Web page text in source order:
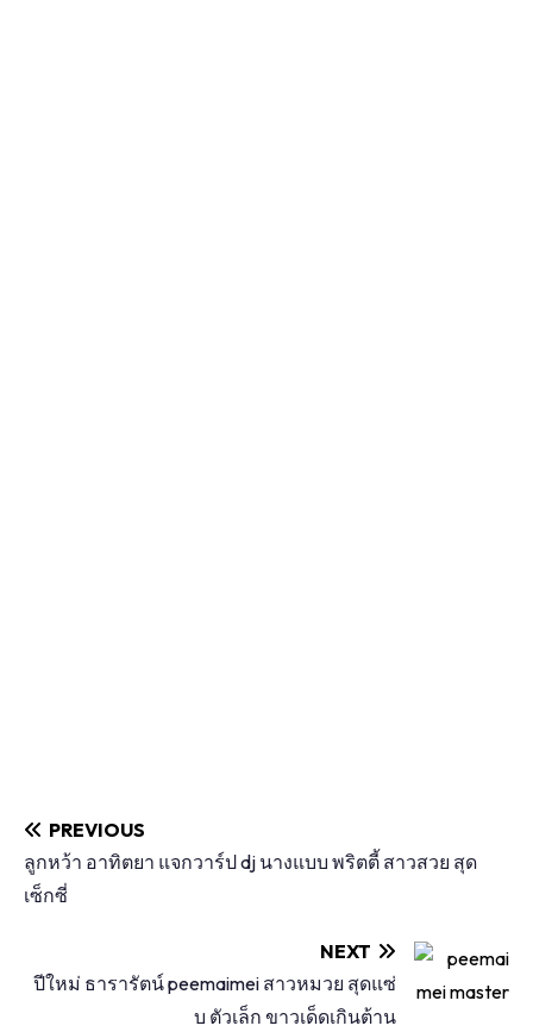
PREVIOUS
ลูกหว้า อาทิตยา แจกวาร์ป dj นางแบบ พริตตี้ สาวสวย สุด
เซ็กซี่
NEXT
ปีใหม่ ธารารัตน์ peemaimei สาวหมวย สุดแซ่
บ ตัวเล็ก ขาวเด็ดเกินต้าน